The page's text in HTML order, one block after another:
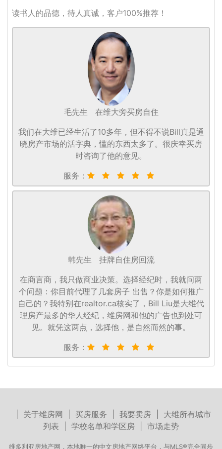
读书人的品德，待人真诚，客户100%推荐！
毛先生
在维大旁买房自住
我们在大维已经生活了10多年，但不得不说Bill真是通
晓房产市场的活字典，懂的东西太多了。很庆幸买房
时咨询了他的意见。
服务：
韩先生
挂牌自住房回流
在商言商，我只做商业决策。选择经纪时，我就问两
个问题：你目前代理了几套房子 出售？你是如何推广
自己的？我特别在realtor.ca核实了，Bill Liu是大维代
理房产最多的华人经纪，维房网和他的广告也到处可
见。就凭这两点，选择他，是自然而然的事。
服务：
关于维房网 买房服务 我要卖房
大维所有城市
列表
学校名单和学区房 市场走势
维多利亚房地产网，本地唯一的中文房地产网络平台，与MLS®完全同步